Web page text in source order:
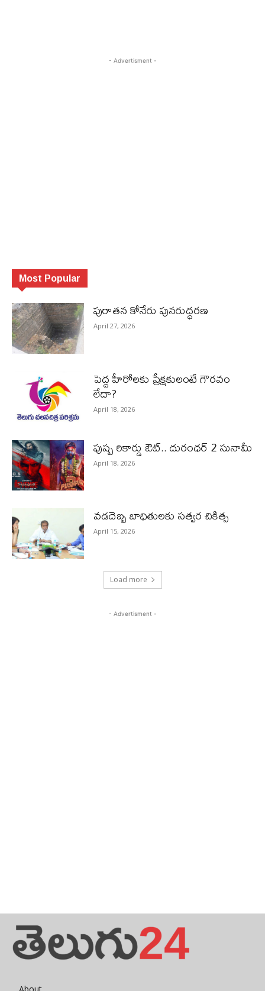
- Advertisment -
Most Popular
పురాత‌న కోనేరు పున‌రుద్ధ‌ర‌ణ
April 27, 2026
పెద్ద హీరోల‌కు ప్రేక్ష‌కులంటే గౌర‌వం
లేదా?
April 18, 2026
పుష్ప రికార్డు ఔట్‌.. దురంధ‌ర్ 2 సునామీ
April 18, 2026
వడదెబ్బ బాధితులకు సత్వర చికిత్స
April 15, 2026
Load more
- Advertisment -